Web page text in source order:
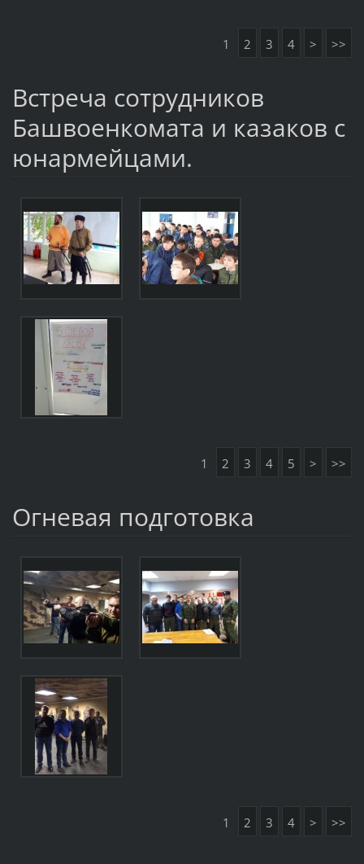
1 2 3 4 > >>
Встреча сотрудников
Башвоенкомата и казаков с
юнармейцами.
1 2 3 4 5 > >>
Огневая подготовка
1 2 3 4 > >>